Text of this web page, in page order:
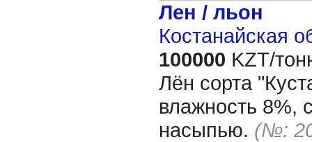
Лен / льон
Костанайская
100000 KZT/
Лён сорта
влажность 8%,
насыпью. (№: